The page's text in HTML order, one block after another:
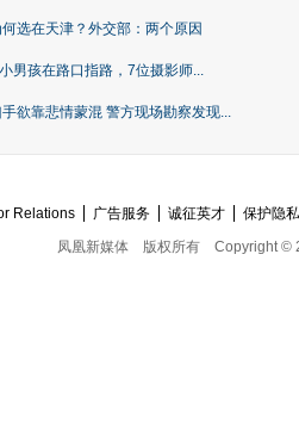
选在天津？外交部：两个原因
男孩在路口指路，7位摄影师...
欲靠悲情蒙混 警方现场勘察发现...
Relations 广告服务 诚征英才
保护隐
凤凰新媒体
版权所有 Copyright ©